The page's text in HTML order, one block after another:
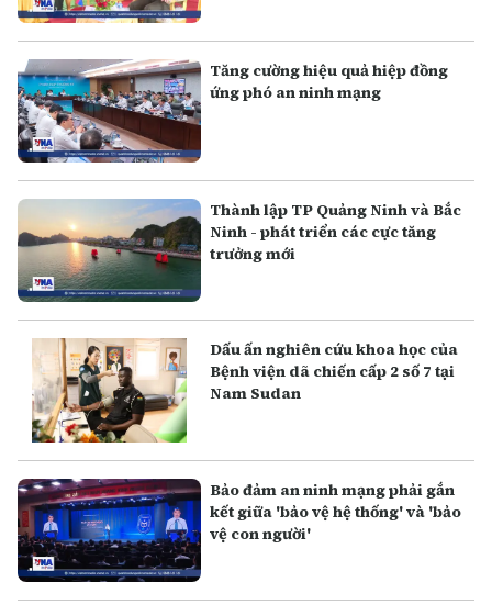
Tăng cường hiệu quả hiệp đồng
ứng phó an ninh mạng
Thành lập TP Quảng Ninh và Bắc
Ninh - phát triển các cực tăng
trưởng mới
Dấu ấn nghiên cứu khoa học của
Bệnh viện dã chiến cấp 2 số 7 tại
Nam Sudan
Bảo đảm an ninh mạng phải gắn
kết giữa 'bảo vệ hệ thống' và 'bảo
vệ con người'